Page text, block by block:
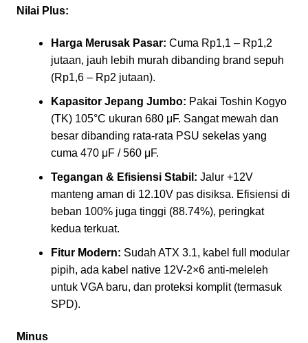
Nilai Plus:
Harga Merusak Pasar: Cuma Rp1,1 – Rp1,2
jutaan, jauh lebih murah dibanding brand sepuh
(Rp1,6 – Rp2 jutaan).
Kapasitor Jepang Jumbo: Pakai Toshin Kogyo
(TK) 105°C ukuran 680 μF. Sangat mewah dan
besar dibanding rata-rata PSU sekelas yang
cuma 470 μF / 560 μF.
Tegangan & Efisiensi Stabil: Jalur +12V
manteng aman di 12.10V pas disiksa. Efisiensi di
beban 100% juga tinggi (88.74%), peringkat
kedua terkuat.
Fitur Modern: Sudah ATX 3.1, kabel full modular
pipih, ada kabel native 12V-2×6 anti-meleleh
untuk VGA baru, dan proteksi komplit (termasuk
SPD).
Minus